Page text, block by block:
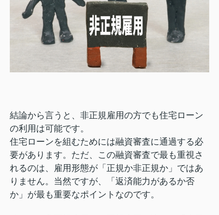
結論から言うと、非正規雇用の方でも住宅ローン
の利用は可能です。
住宅ローンを組むためには融資審査に通過する必
要があります。ただ、この融資審査で最も重視さ
れるのは、雇用形態が「正規か非正規か」ではあ
りません。当然ですが、「返済能力があるか否
か」が最も重要なポイントなのです。